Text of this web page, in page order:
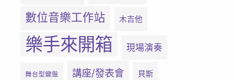
數位音樂工作站 木吉他
樂手來開箱 現場演奏
舞台型鍵盤 講座/發表會 貝斯